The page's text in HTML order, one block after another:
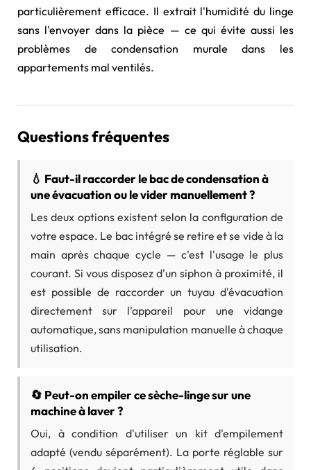
particulièrement efficace. Il extrait l'humidité du linge
sans l'envoyer dans la pièce — ce qui évite aussi les
problèmes de condensation murale dans les
appartements mal ventilés.
Questions fréquentes
💧 Faut-il raccorder le bac de condensation à
une évacuation ou le vider manuellement ?
Les deux options existent selon la configuration de
votre espace. Le bac intégré se retire et se vide à la
main après chaque cycle — c'est l'usage le plus
courant. Si vous disposez d'un siphon à proximité, il
est possible de raccorder un tuyau d'évacuation
directement sur l'appareil pour une vidange
automatique, sans manipulation manuelle à chaque
utilisation.
🔄 Peut-on empiler ce sèche-linge sur une
machine à laver ?
Oui, à condition d'utiliser un kit d'empilement
adapté (vendu séparément). La porte réglable sur